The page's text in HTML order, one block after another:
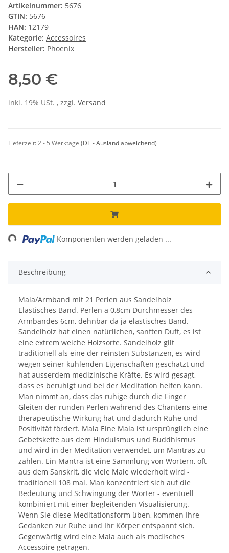
Artikelnummer: 5676
GTIN: 5676
HAN: 12179
Kategorie: Accessoires
Hersteller: Phoenix
8,50 €
inkl. 19% USt. , zzgl. Versand
Lieferzeit:2 - 5 Werktage (DE - Ausland abweichend)
Komponenten werden geladen ...
Beschreibung
Mala/Armband mit 21 Perlen aus Sandelholz
Elastisches Band. Perlen a 0,8cm Durchmesser des
Armbandes 6cm, dehnbar da ja elastisches Band.
Sandelholz hat einen natürlichen, sanften Duft, es ist
eine extrem weiche Holzsorte. Sandelholz gilt
traditionell als eine der reinsten Substanzen, es wird
wegen seiner kühlenden Eigenschaften geschätzt und
hat ausserdem medizinische Kräfte. Es wird gesagt,
dass es beruhigt und bei der Meditation helfen kann.
Man nimmt an, dass das ruhige durch die Finger
Gleiten der runden Perlen während des Chantens eine
therapeutische Wirkung hat und dadurch Ruhe und
Positivität fördert. Mala Eine Mala ist ursprünglich eine
Gebetskette aus dem Hinduismus und Buddhismus
und wird in der Meditation verwendet, um Mantras zu
zählen. Ein Mantra ist eine Sammlung von Wörtern, oft
aus dem Sanskrit, die viele Male wiederholt wird -
traditionell 108 mal. Man konzentriert sich auf die
Bedeutung und Schwingung der Wörter - eventuell
kombiniert mit einer begleitenden Visualisierung.
Wenn Sie diese Meditationsform üben, kommen Ihre
Gedanken zur Ruhe und Ihr Körper entspannt sich.
Gegenwärtig wird eine Mala auch als modisches
Accessoire getragen.